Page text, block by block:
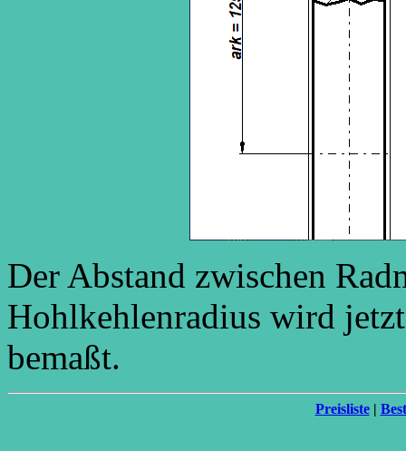
Der Abstand zwischen
Hohlkehlenradius wird
bemaßt.
Preisliste|